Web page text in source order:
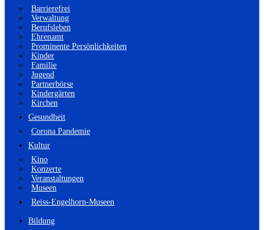
Barrierefrei
Verwaltung
Berufsleben
Ehrenamt
Prominente Persönlichkeiten
Kinder
Familie
Jugend
Partnerbörse
Kindergärten
Kirchen
Gesundheit
Corona Pandemie
Kultur
Kino
Konzerte
Veranstaltungen
Museen
Reiss-Engelhorn-Museen
Bildung